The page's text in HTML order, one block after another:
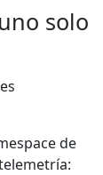
solo
de